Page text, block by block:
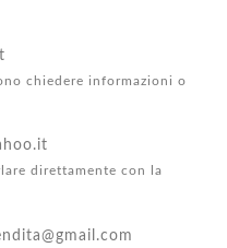
chiedere informazioni o
direttamente con la